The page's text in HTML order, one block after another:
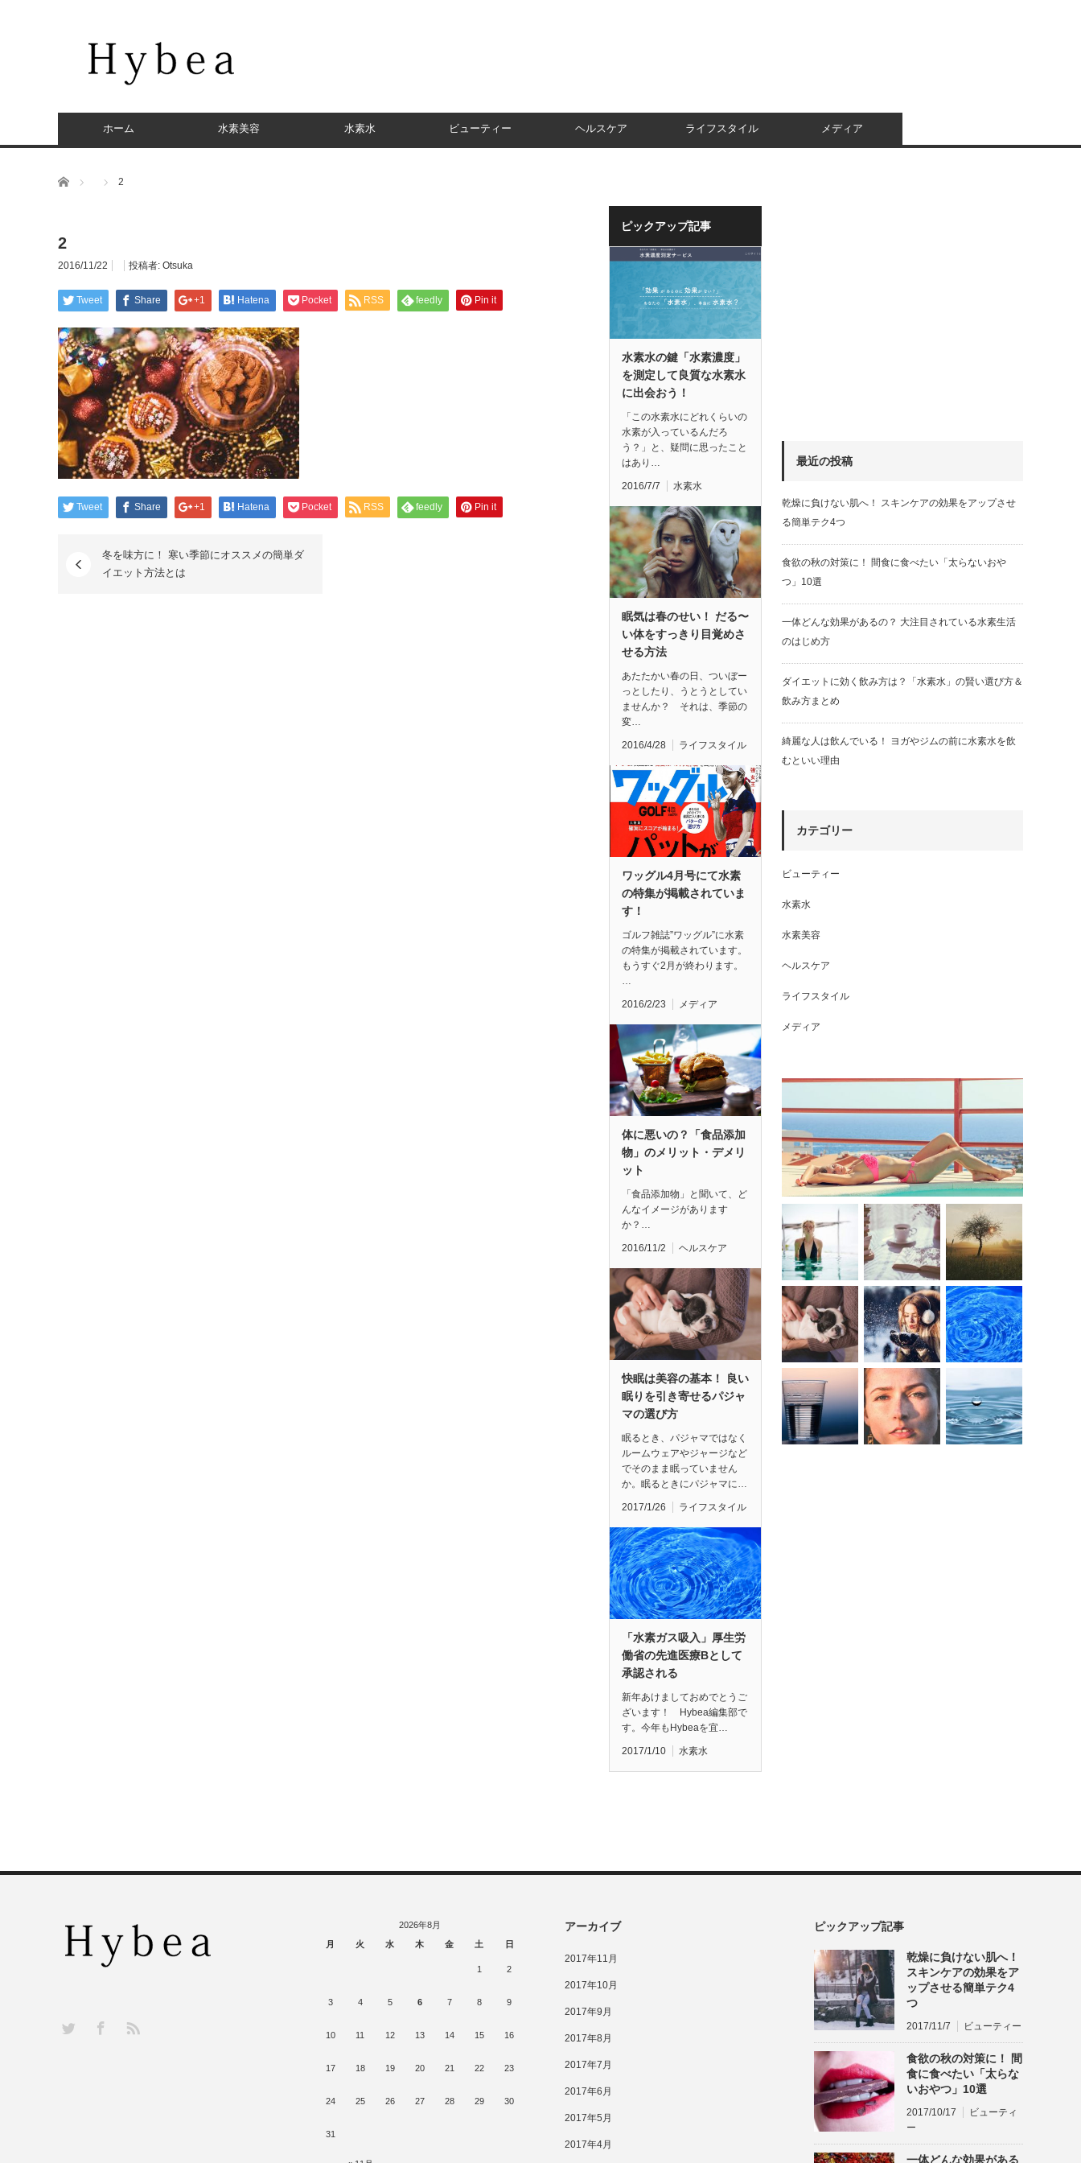
ホーム 水素美容 水素水 ビューティー ヘルスケア ライフスタイル メディア
ホーム 2
2
2016/11/22 投稿者: Otsuka
Tweet Share +1 Hatena Pocket RSS feedly Pin it
Tweet Share +1 Hatena Pocket RSS feedly Pin it
冬を味方に！ 寒い季節にオススメの簡単ダ
イエット方法とは
ピックアップ記事
水素水の鍵「水素濃度」
を測定して良質な水素水
に出会おう！
「この水素水にどれくらいの
水素が入っているんだろ
う？」と、疑問に思ったこと
はあり…
2016/7/7 水素水
眠気は春のせい！ だる〜
い体をすっきり目覚めさ
せる方法
あたたかい春の日、ついぼー
っとしたり、うとうとしてい
ませんか？ それは、季節の
変…
2016/4/28 ライフスタイル
ワッグル4月号にて水素
の特集が掲載されていま
す！
ゴルフ雑誌”ワッグル”に水素
の特集が掲載されています。
もうすぐ2月が終わります。
…
2016/2/23 メディア
体に悪いの？「食品添加
物」のメリット・デメリ
ット
「食品添加物」と聞いて、ど
んなイメージがあります
か？…
2016/11/2 ヘルスケア
快眠は美容の基本！ 良い
眠りを引き寄せるパジャ
マの選び方
眠るとき、パジャマではなく
ルームウェアやジャージなど
でそのまま眠っていません
か。眠るときにパジャマに…
2017/1/26 ライフスタイル
「水素ガス吸入」厚生労
働省の先進医療Bとして
承認される
新年あけましておめでとうご
ざいます！ Hybea編集部で
す。今年もHybeaを宜…
2017/1/10 水素水
最近の投稿
乾燥に負けない肌へ！ スキンケアの効果をアップさせ
る簡単テク4つ
食欲の秋の対策に！ 間食に食べたい「太らないおや
つ」10選
一体どんな効果があるの？ 大注目されている水素生活
のはじめ方
ダイエットに効く飲み方は？「水素水」の賢い選び方＆
飲み方まとめ
綺麗な人は飲んでいる！ ヨガやジムの前に水素水を飲
むといい理由
カテゴリー
ビューティー
水素水
水素美容
ヘルスケア
ライフスタイル
メディア
2026年8月
月
火 水 木 金 土 日
1 2
3 4 5 6 7 8 9
10 11 12 13 14 15 16
17 18 19 20 21 22 23
24 25 26 27 28 29 30
31
アーカイブ
2017年11月
2017年10月
2017年9月
2017年8月
2017年7月
2017年6月
2017年5月
2017年4月
ピックアップ記事
乾燥に負けない肌へ！
スキンケアの効果をア
ップさせる簡単テク4
つ
2017/11/7 ビューティー
食欲の秋の対策に！ 間
食に食べたい「太らな
いおやつ」10選
2017/10/17
ビューティ
ー
一体どんな効果がある
Twitter Facebook
RSS